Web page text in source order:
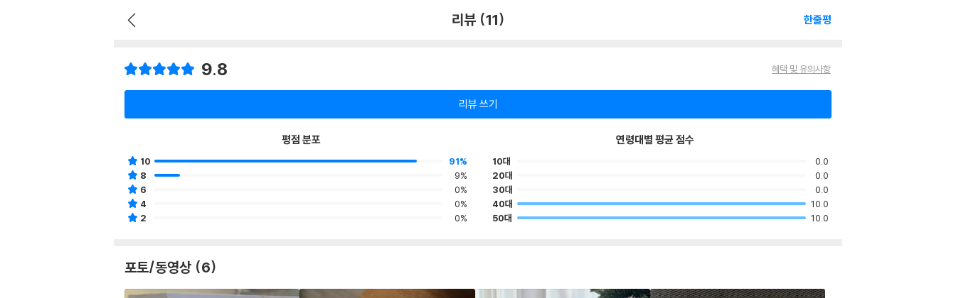
리뷰 (11) 한줄평
9.8 혜택 및 유의사항
리뷰 쓰기
평점 분포
10
91%
8
9%
6
0%
4
0%
2
0%
연령대별 평균 점수
10대
0.0
20대
0.0
30대
0.0
40대
10.0
50대
10.0
포토/동영상 (6)